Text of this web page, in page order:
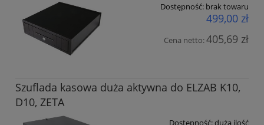
Dostępność: brak towaru
499,00 zł
Cena netto:405,69 zł
Szuflada kasowa duża aktywna do ELZAB K10,
D10, ZETA
Dostępność:duża ilość